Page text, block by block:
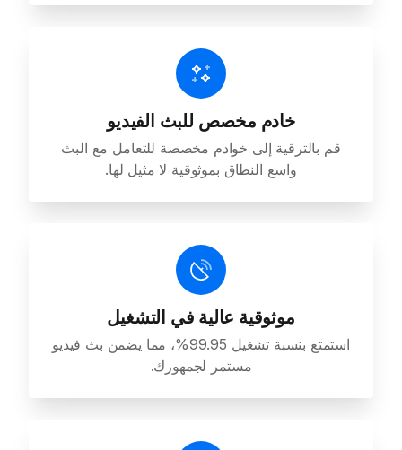
خادم مخصص للبث الفيديو
قم بالترقية إلى خوادم مخصصة للتعامل مع البث
واسع النطاق بموثوقية لا مثيل لها.
موثوقية عالية في التشغيل
استمتع بنسبة تشغيل 99.95%، مما يضمن بث فيديو
مستمر لجمهورك.